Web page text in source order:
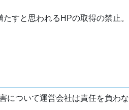
すと思われるHPの取得の禁止。
について運営会社は責任を負わな